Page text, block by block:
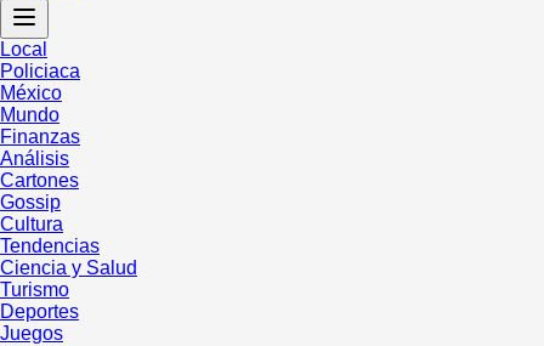
Local
Policiaca
México
Mundo
Finanzas
Análisis
Cartones
Gossip
Cultura
Tendencias
Ciencia y Salud
Turismo
Deportes
Juegos